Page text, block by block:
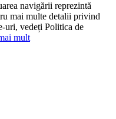
navigării reprezintă
mai multe detalii privind
uri, vedeți Politica de
mult